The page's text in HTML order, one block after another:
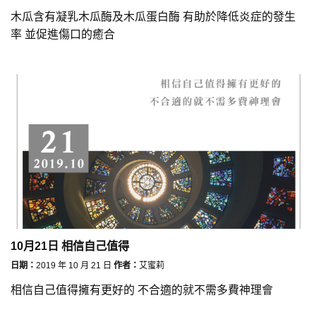
木瓜含有凝乳木瓜酶及木瓜蛋白酶 有助於降低炎症的發生
率 並促進傷口的癒合
10月21日 相信自己值得
日期： 2019 年 10 月 21 日 作者： 艾蜜莉
相信自己值得擁有更好的 不合適的就不需多費神理會